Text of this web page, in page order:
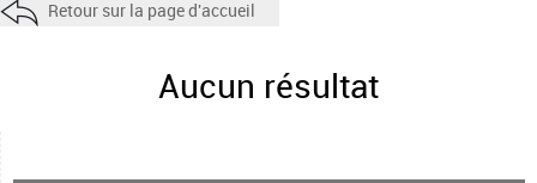
Retour sur la page d'accueil
Aucun résultat